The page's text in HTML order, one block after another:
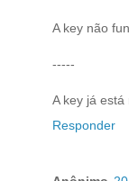
A key não
-----
A key já
Responder